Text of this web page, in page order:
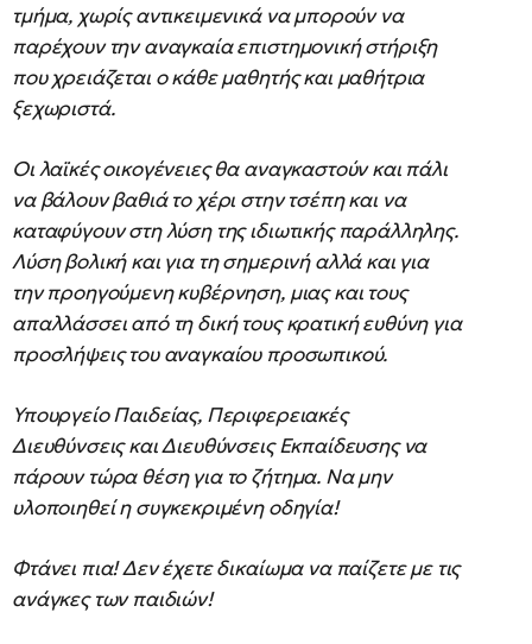
τμήμα, χωρίς αντικειμενικά να μπορούν να
παρέχουν την αναγκαία επιστημονική στήριξη
που χρειάζεται ο κάθε μαθητής και μαθήτρια
ξεχωριστά.
Οι λαϊκές οικογένειες θα αναγκαστούν και πάλι
να βάλουν βαθιά το χέρι στην τσέπη και να
καταφύγουν στη λύση της ιδιωτικής παράλληλης.
Λύση βολική και για τη σημερινή αλλά και για
την προηγούμενη κυβέρνηση, μιας και τους
απαλλάσσει από τη δική τους κρατική ευθύνη για
προσλήψεις του αναγκαίου προσωπικού.
Υπουργείο Παιδείας, Περιφερειακές
Διευθύνσεις και Διευθύνσεις Εκπαίδευσης να
πάρουν τώρα θέση για το ζήτημα. Να μην
υλοποιηθεί η συγκεκριμένη οδηγία!
Φτάνει πια! Δεν έχετε δικαίωμα να παίζετε με τις
ανάγκες των παιδιών!